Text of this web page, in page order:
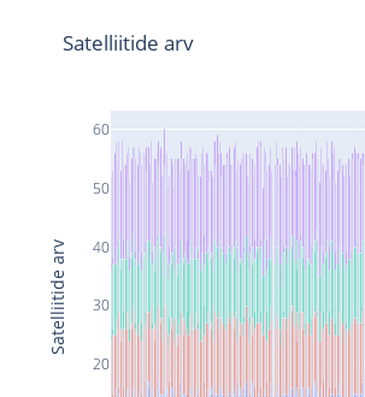
20
30
40
50
60
Satelliitide arv
Satelliitide arv